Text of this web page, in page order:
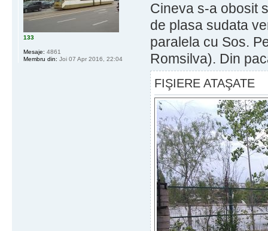
Cineva s-a obosit
de plasa sudata
paralela cu Sos.
Romsilva). Din
FIŞIERE ATAŞATE
133
Mesaje: 4861
Membru din: Joi 07 Apr 2016, 22:04